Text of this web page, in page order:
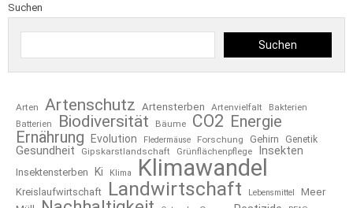
Suchen
Suchen
Arten Artenschutz Artensterben Artenvielfalt
Bakterien
Batterien
Biodiversität Bäume CO2 Energie
Ernährung Evolution Fledermäuse Forschung Gehirn Genetik
Gesundheit Gipskarstlandschaft Grünflächenpflege Insekten
Insektensterben Ki Klima Klimawandel
Kreislaufwirtschaft Landwirtschaft Lebensmittel
Meer